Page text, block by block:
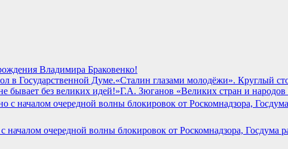
Владимира Браковенко!
«Сталин глазами молодёжи». Круглый
Г.А. Зюганов «Великих стран и народов
очередной волны блокировок от Роскомнадзора, Госдума